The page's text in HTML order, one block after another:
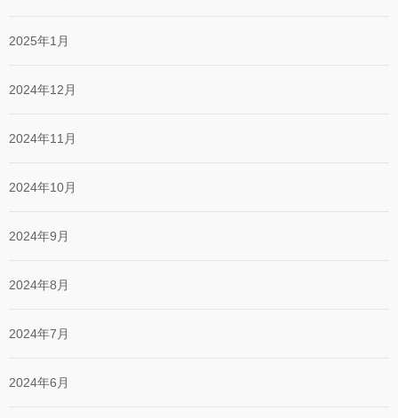
2025年1月
2024年12月
2024年11月
2024年10月
2024年9月
2024年8月
2024年7月
2024年6月